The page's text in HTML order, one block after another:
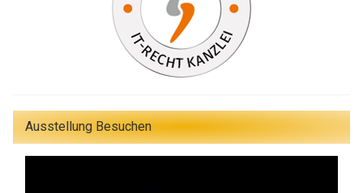
Ausstellung Besuchen